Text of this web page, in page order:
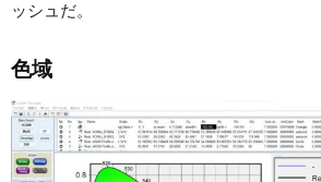
ッシュだ。
色域